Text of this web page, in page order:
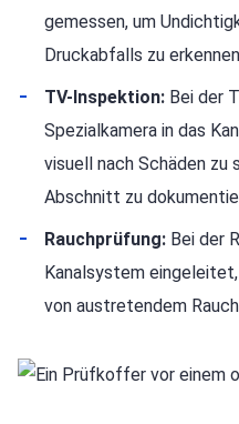
gemessen, um
Druckabfalls zu
TV-Inspektion: Bei der
Spezialkamera in das
visuell nach Schäden zu
Abschnitt zu
Rauchprüfung: Bei der
Kanalsystem
von austretendem